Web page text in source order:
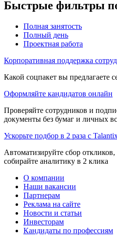
Быстрые фильтры
Полная занятость
Полный день
Проектная работа
Корпоративная поддержка
Какой соцпакет вы предлагаете
Оформляйте кандидатов онлайн
Проверяйте сотрудников и
документы без бумаг и личных
Ускорьте подбор в 2 раза с
Автоматизируйте сбор откликов,
собирайте аналитику в 2 клика
О компании
Наши вакансии
Партнерам
Реклама на сайте
Новости и статьи
Инвесторам
Кандидаты по профессиям